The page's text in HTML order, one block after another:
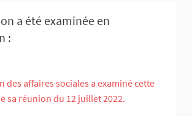
a été examinée en
:
des affaires sociales a examiné cette
sa réunion du 12 juillet 2022.